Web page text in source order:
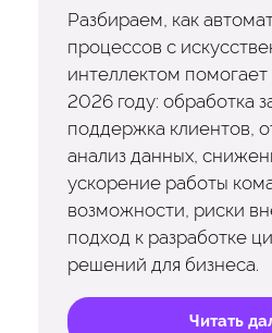
Разбираем, как
процессов с
интеллектом
2026 году: обработка
поддержка клиентов,
анализ данных,
ускорение работы
возможности, риски
подход к разработке
решений для бизнеса.
Читать